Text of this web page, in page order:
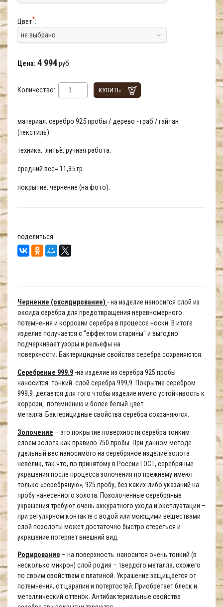
Цвет*:
не выбрано
Цена: 4 994руб.
Количество: КУПИТЬ
материал: серебро 925 пробы / дерево - граб / гайтан
(текстиль)
техника: литьё, ручная работа.
средний вес= 11,35 гр.
покрытие: чернение (на фото).
поделиться:
Чернение (оксидирование) - на изделие наносится слой из
оксида серебра для предотвращения неравномерного
потемнения и коррозии серебра в процессе носки. В итоге
изделие получается с "еффектом старины" и выгодно
подчеркивает узоры и рельефы на
поверхности. Бактерицидные свойства серебра сохраняются.
Серебрение 999.9 -на изделие из серебра 925 пробы
наносится тонкий слой серебра 999,9. Покрытие серебром
999,9 делается для того чтобы изделие имело устойчивость к
коррози, потемнению и более белый цвет
металла. Бактерицидные свойства серебра сохраняются.
Золочение – это покрытие поверхности серебра тонким
слоем золота как правило 750 пробы. При данном методе
удельный вес наносимого на серебряное изделие золота
невелик, так что, по принятому в России ГОСТ, серебряные
украшения после процесса золочения по прежнему имеют
только «серебряную», 925 пробу, без каких-либо указаний на
пробу нанесенного золота. Позолоченные серебряные
украшения требуют очень аккуратного ухода и эксплуатации –
при регулярном контакте с водой или моющими веществами
слой позолоты может достаточно быстро стереться и
украшение потеряет внешний вид.
Родирование – на поверхность наносится очень тонкий (в
несколько микрон) слой родия – твердого металла, схожего
по своим свойствам с платиной. Украшение защищается от
потемнения, от царапин и потертостей. Приобретает блеск и
металлический оттенок. Антибактериальные свойства